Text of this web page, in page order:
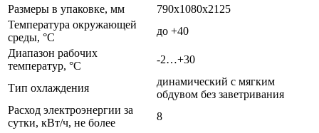
Размеры в упаковке, мм
790х1080х2125
Температура окружающей
среды, °С
до +40
Диапазон рабочих
температур, °C
-2…+30
Тип охлаждения
динамический с мягким
обдувом без заветривания
Расход электроэнергии за
сутки, кВт/ч, не более
8